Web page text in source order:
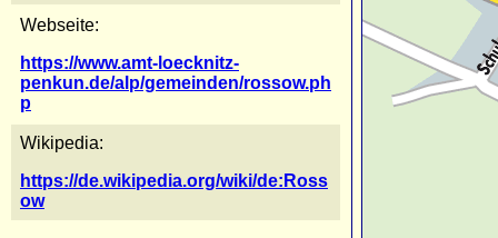
Webseite:
https://www.amt-loecknitz-
penkun.de/alp/gemeinden/rossow.ph
p
Wikipedia:
https://de.wikipedia.org/wiki/de:Ross
ow